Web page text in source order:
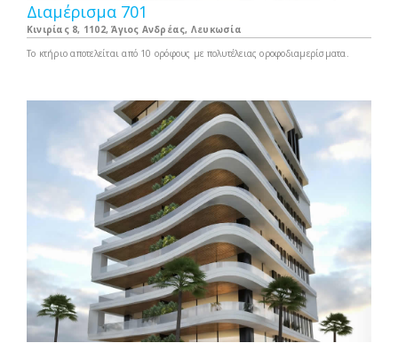
Διαμέρισμα 701
Κινιρίας 8, 1102, Άγιος Ανδρέας, Λευκωσία
Το κτήριο αποτελείται από 10 ορόφους με πολυτέλειας οροφοδιαμερίσματα.